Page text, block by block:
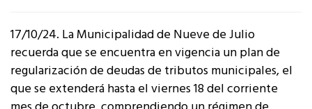
17/10/24. La Municipalidad de Nueve de Julio
recuerda que se encuentra en vigencia un plan de
regularización de deudas de tributos municipales, el
que se extenderá hasta el viernes 18 del corriente